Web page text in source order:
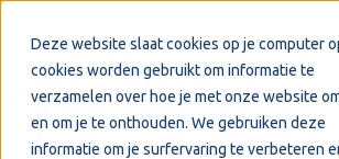
Deze website slaat cookies op je computer
cookies worden gebruikt om informatie te
verzamelen over hoe je met onze website
en om je te onthouden. We gebruiken deze
informatie om je surfervaring te verbeteren